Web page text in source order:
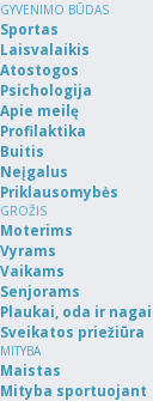
GYVENIMO BŪDAS
Sportas
Laisvalaikis
Atostogos
Psichologija
Apie meilę
Profilaktika
Buitis
Neįgalus
Priklausomybės
GROŽIS
Moterims
Vyrams
Vaikams
Senjorams
Plaukai, oda ir nagai
Sveikatos priežiūra
MITYBA
Maistas
Mityba sportuojant